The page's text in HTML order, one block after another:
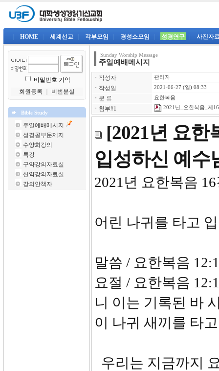
HOME 세계선교 각부모임 경성소모임 성경연구 사진자
비밀번호 기억
회원등록
비번분실
Bible Study
주일예배메시지
성경공부문제지
수양회강의
특강
구약강의자료실
신약강의자료실
강의안책자
Sunday Worship Message
주일예배메시지
ㆍ 작성자 관리자
ㆍ 작성일 2021-06-27 (일) 08:33
ㆍ 분 류 요한복음
ㆍ 첨부#1 2021년_요한복음_제
[2021년 요한
입성하신 예수
2021년 요한복음
어린 나귀를 타고
말씀 / 요한복음
요절 / 요한복음
니 이는 기록된 바
이 나귀 새끼를 타
우리는 지금까지